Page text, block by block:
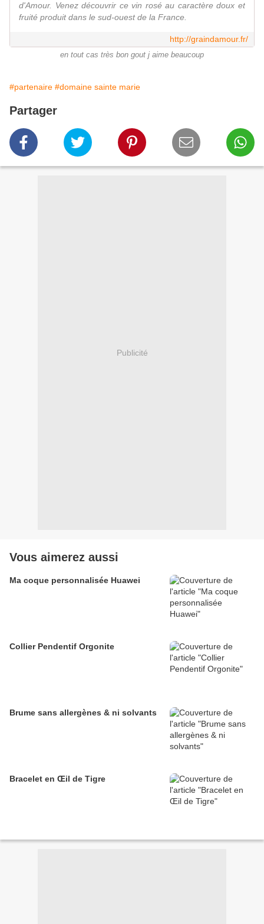
d'Amour. Venez découvrir ce vin rosé au caractère doux et
fruité produit dans le sud-ouest de la France.
http://graindamour.fr/
en tout cas très bon gout j aime beaucoup
#partenaire #domaine sainte marie
Partager
Publicité
Vous aimerez aussi
Ma coque personnalisée Huawei
Collier Pendentif Orgonite
Brume sans allergènes & ni solvants
Bracelet en Œil de Tigre